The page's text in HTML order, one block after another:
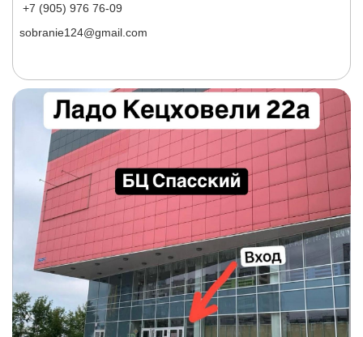
+7 (905) 976 76-09
sobranie124@gmail.com